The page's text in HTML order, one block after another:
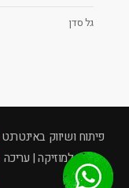
גל סדן
פיתוח ושיווק באינטרנט
ספר למוזיקה | עריכה